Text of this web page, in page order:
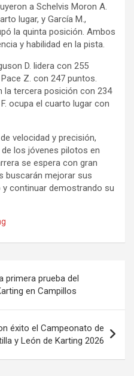
a Schelvis Moron A.
lugar, y García M.,
la quinta posición. Ambos
y habilidad en la pista.
D. lidera con 255
Z. con 247 puntos.
la tercera posición con 234
ocupa el cuarto lugar con
velocidad y precisión,
los jóvenes pilotos en
se espera con gran
buscarán mejorar sus
continuar demostrando su
primera prueba del
en Campillos
éxito el Campeonato de
y León de Karting 2026